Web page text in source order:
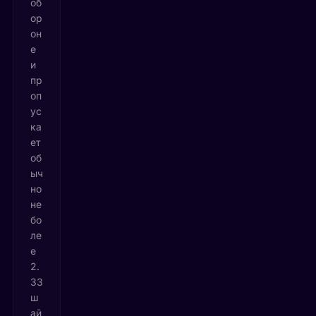
об
ор
он
е
и
пр
оп
ус
ка
ет
об
ыч
но
не
бо
ле
е
2.
33
ш
ай